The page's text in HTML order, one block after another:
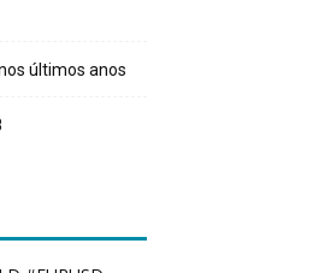
últimos anos